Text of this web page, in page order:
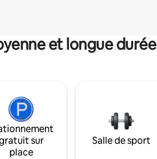
et longue durée
sur
place
Salle de sport